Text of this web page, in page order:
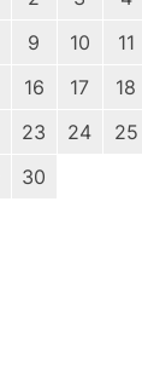
9 10
11
16 17
18
23 24
25
30